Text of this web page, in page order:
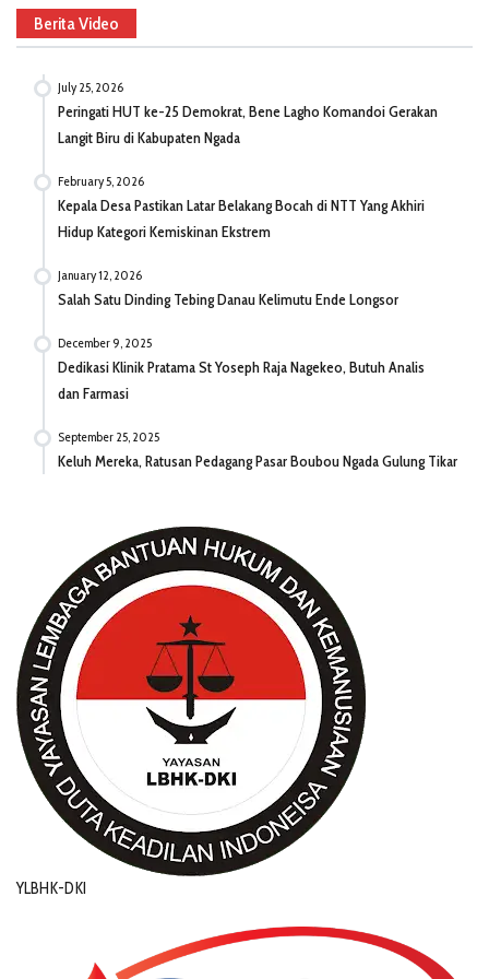
Berita Video
July 25, 2026
Peringati HUT ke-25 Demokrat, Bene Lagho Komandoi Gerakan
Langit Biru di Kabupaten Ngada
February 5, 2026
Kepala Desa Pastikan Latar Belakang Bocah di NTT Yang Akhiri
Hidup Kategori Kemiskinan Ekstrem
January 12, 2026
Salah Satu Dinding Tebing Danau Kelimutu Ende Longsor
December 9, 2025
Dedikasi Klinik Pratama St Yoseph Raja Nagekeo, Butuh Analis
dan Farmasi
September 25, 2025
Keluh Mereka, Ratusan Pedagang Pasar Boubou Ngada Gulung Tikar
YLBHK-DKI